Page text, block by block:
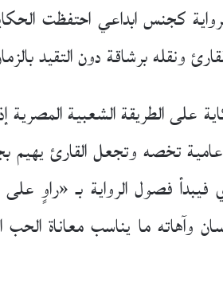
كجنس ابداعي احتفظت
ونقله برشاقة دون التقيد
الحكاية على الطريقة الشعبية المصرية
تخصه وتجعل القارئ يهيم
فيبدأ فصول الرواية بـ «راوٍ
وآهاته ما يناسب معاناة